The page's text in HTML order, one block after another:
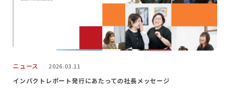
ニュース 2026.03.11
インパクトレポート発行にあたっての社長メッセージ